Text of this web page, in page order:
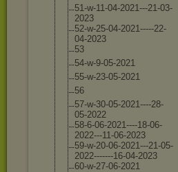
51-w-11-04-2021---21-03-
2023
52-w-25-04-2021-----22-
04-2023
53
54-w-9-05-2021
55-w-23-05-2021
56
57-w-30-05-2021----28-
05-2022
58-6-06-2021----18-06-
2022---11-06-2023
59-w-20-06-2021---21-05-
2022-------16-04-2023
60-w-27-06-2021